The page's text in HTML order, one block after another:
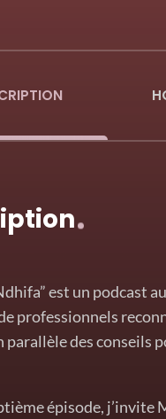
est un podcast
professionnels
parallèle des conseils
épisode,